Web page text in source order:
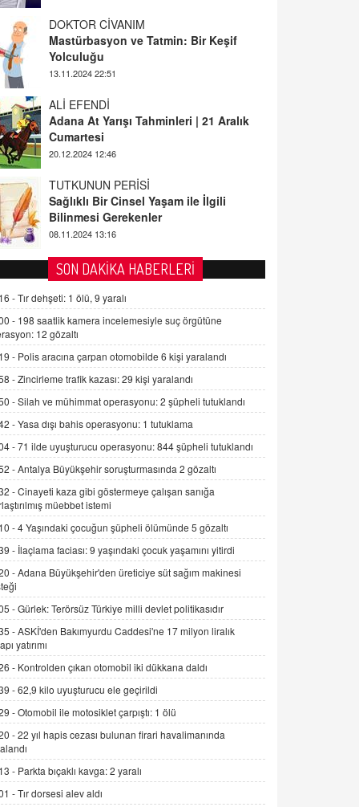
DOKTOR CİVANIM
Mastürbasyon ve Tatmin: Bir Keşif
Yolculuğu
13.11.2024 22:51
ALİ EFENDİ
Adana At Yarışı Tahminleri | 21 Aralık
Cumartesi
20.12.2024 12:46
TUTKUNUN PERİSİ
Sağlıklı Bir Cinsel Yaşam ile İlgili
Bilinmesi Gerekenler
08.11.2024 13:16
FARUK ÖNALAN
Tezkere Onaylanmasaydı…
2 Kasım 2021 Salı 00:11
AV. DOĞAN CAN DOĞAN
Kişisel verilerin korunması ve dijital
hukukun gelişimi
15.09.2025 16:17
SEHER EREK
Kış Ayları Geldi, Hangi Önlemler
Alınmalı?
9.12.2025 10:11
İNCİ GÜL AKÖL
Trump Keşke Adana'yı da Ziyaret Etse...
06.07.2026 13:00
Esed Destekçilerinin Yüzüne Vurulan
Şamar: Sednaya
11.12.2024 12:30
DR. EKREM ASLAN
Gerçek Ne, Algı Ne? "Beraber
Yürüyoruz" Cümlesinin Peşinden
19.07.2025 12:45
Şifacının Yolu
04.11.2025 12:56
SON DAKİKA HABERLERİ
-Tır dehşeti: 1 ölü, 9 yaralı
- 198 saatlik kamera incelemesiyle suç örgütüne
12 gözaltı
- Polis aracına çarpan otomobilde 6 kişi yaralandı
-Zincirleme trafik kazası: 29 kişi yaralandı
-Silah ve mühimmat operasyonu: 2 şüpheli tutuklandı
-Yasa dışı bahis operasyonu: 1 tutuklama
-71 ilde uyuşturucu operasyonu: 844 şüpheli tutuklandı
-Antalya Büyükşehir soruşturmasında 2 gözaltı
-Cinayeti kaza gibi göstermeye çalışan sanığa
müebbet istemi
-4 Yaşındaki çocuğun şüpheli ölümünde 5 gözaltı
- İlaçlama faciası: 9 yaşındaki çocuk yaşamını yitirdi
-Adana Büyükşehir'den üreticiye süt sağım makinesi
-Gürlek: Terörsüz Türkiye milli devlet politikasıdır
-ASKİ'den Bakımyurdu Caddesi'ne 17 milyon liralık
yatırımı
- Kontrolden çıkan otomobil iki dükkana daldı
-62,9 kilo uyuşturucu ele geçirildi
-Otomobil ile motosiklet çarpıştı: 1 ölü
-22 yıl hapis cezası bulunan firari havalimanında
- Parkta bıçaklı kavga: 2 yaralı
-Tır dorsesi alev aldı